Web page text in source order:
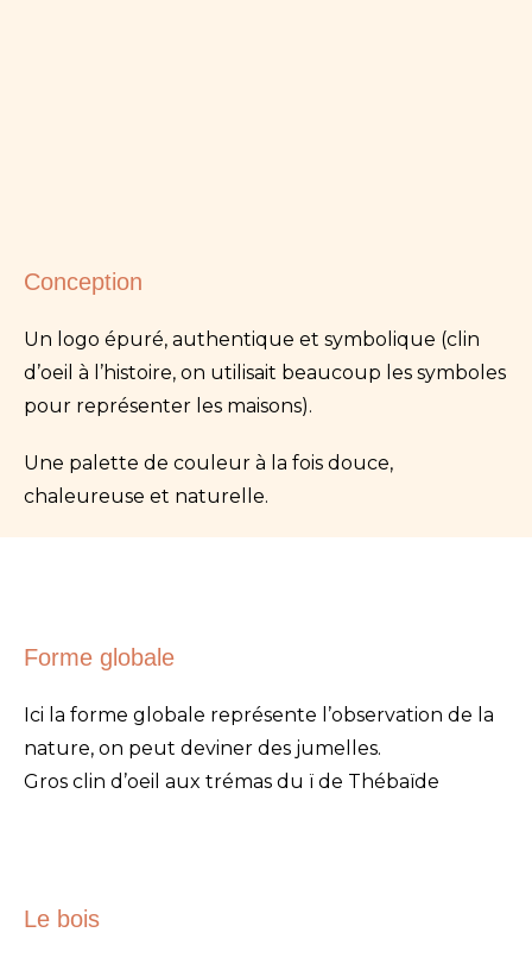
Conception
Un logo épuré, authentique et symbolique (clin
d’oeil à l’histoire, on utilisait beaucoup les symboles
pour représenter les maisons).
Une palette de couleur à la fois douce,
chaleureuse et naturelle.
Forme globale
Ici la forme globale représente l’observation de la
nature, on peut deviner des jumelles.
Gros clin d’oeil aux trémas du ï de Thébaïde
Le bois